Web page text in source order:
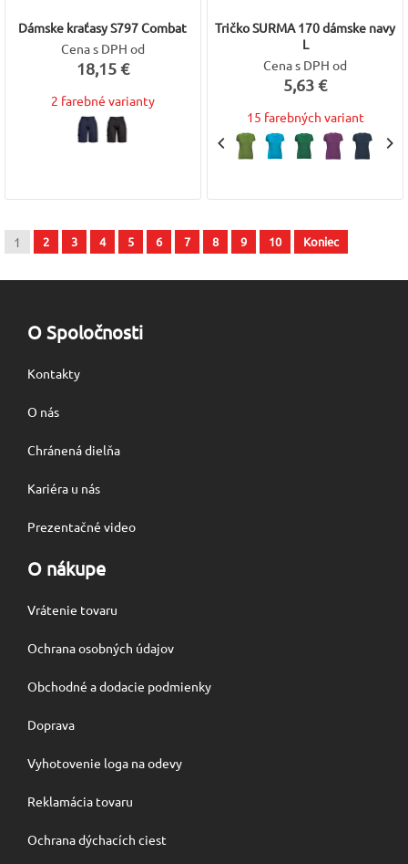
Dámske kraťasy S797 Combat
Cena s DPH od
18,15 €
2 farebné varianty
Tričko SURMA 170 dámske navy
L
Cena s DPH od
5,63 €
15 farebných variant
1 2 3 4 5 6 7 8 9 10 Koniec
O Spoločnosti
Kontakty
O nás
Chránená dielňa
Kariéra u nás
Prezentačné video
O nákupe
Vrátenie tovaru
Ochrana osobných údajov
Obchodné a dodacie podmienky
Doprava
Vyhotovenie loga na odevy
Reklamácia tovaru
Ochrana dýchacích ciest